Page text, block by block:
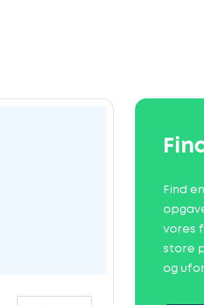
Find
vores
store
og